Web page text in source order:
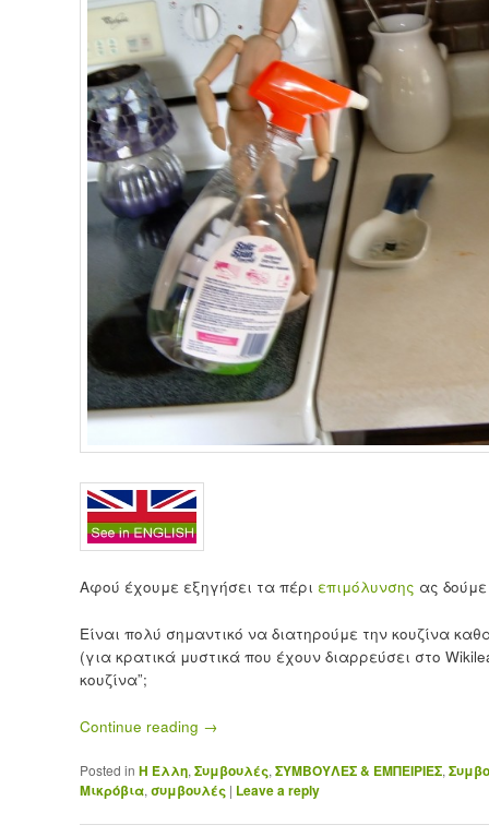
Αφού έχουμε εξηγήσει τα πέρι επιμόλυνσης ας
Είναι πολύ σημαντικό να διατηρούμε την κουζίνα
(για κρατικά μυστικά που έχουν διαρρεύσει στο
κουζίνα”;
Continue reading →
Posted in Η Έλλη,Συμβουλές,ΣΥΜΒΟΥΛΕΣ & ΕΜΠΕΙΡΙΕΣ,
Μικρόβια,συμβουλές | Leave a reply